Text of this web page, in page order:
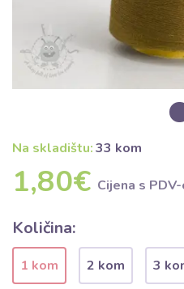
Na skladištu:33 kom
1,80€ Cijena s
Količina:
1 kom 2 kom 3